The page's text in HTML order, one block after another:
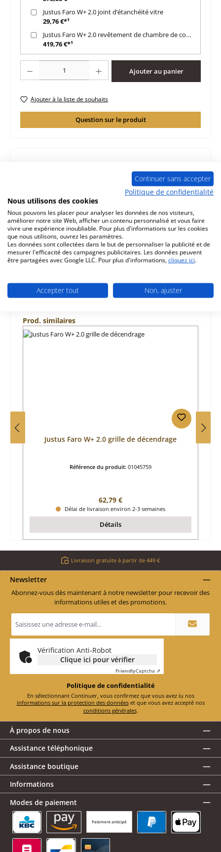
Justus Faro W+ 2.0 joint d’étanchéité vitre
29,76 €*¹
Justus Faro W+ 2.0 revêtement de chambre de combustion
419,76 €*¹
Ajouter au panier
Ajouter à la liste de souhaits
Question sur le produit
d‘origine sole foyère pour le poêle Justus Faro W+ 2.0
Justus Faro W+ 2.0 sole foyère données clés: plaque de
sole, sole…Plus
Caractéristiques
Informations sur la sécurité du produit
Ignorer la galerie de produits
Prod. similaires
Justus Faro W+ 2.0 grille de décendrage
Référence du produit: 01045759
Prix régulier :
62,79 €
Délai de livraison environ 2-3 semaines
Détails
Livraison gratuite à partir de 449 €
Newsletter
Abonnez-vous dès maintenant à notre newsletter pour recevoir des
informations utiles et des promotions.
e-
*
Vérification Anti-Robot
Clique ici pour vérifier
FriendlyCaptcha ⇗
Politique de confidentialité
En sélectionnant Continuer, vous confirmez que vous avez lu nos
informations sur la protection des données
et que vous avez accepté nos
conditions générales.
À propos de nous
Assistance téléphonique
Assistance boutique
Informations
Modes de paiement
Paiement anticipé
KBC/CBC Payment Button
Amazon Pay
Continuer sans accepter
Politique de confidentialité
Nous utilisons des cookies
Nous pouvons les placer pour analyser les données de nos visiteurs,
améliorer notre site Web, afficher un contenu personnalisé et vous faire
vivre une expérience inoubliable. Pour plus d'informations sur les cookies
que nous utilisons, ouvrez les paramètres.
Les données sont collectées dans le but de personnaliser la publicité et de
mesurer l'efficacité des campagnes publicitaires. Les données peuvent
être partagées avec Google LLC. Pour plus d'informations, cliquez ici.
Accepter tout Non, ajuster